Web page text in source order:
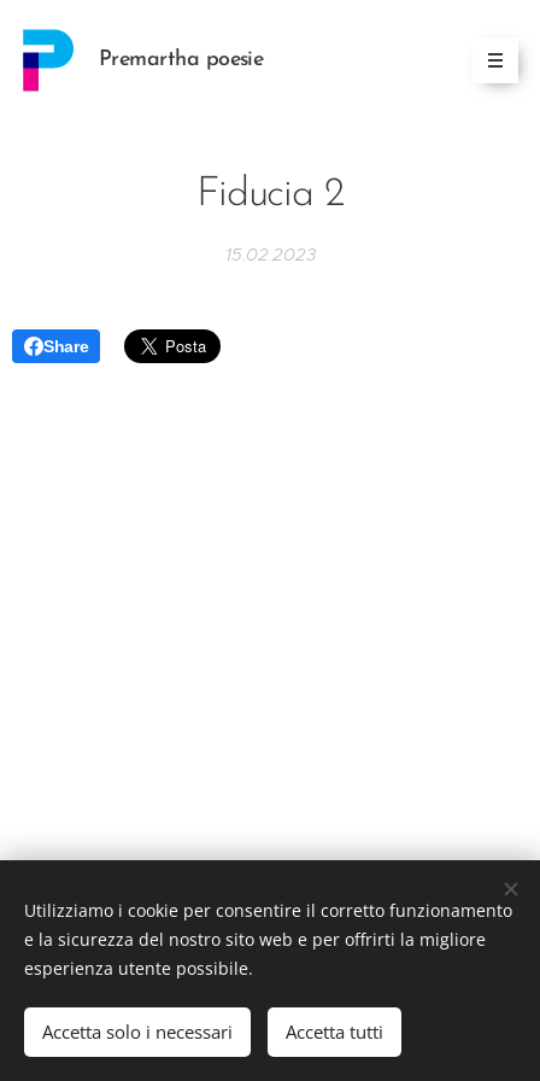
Premartha poesie
Fiducia 2
15.02.2023
Share
© 2026 Premartha Poesie. Tutti i diritti riservati.
Creato con
Webnode Cookies
Utilizziamo i cookie per consentire il corretto funzionamento
e la sicurezza del nostro sito web e per offrirti la migliore
esperienza utente possibile.
Accetta solo i necessari Accetta tutti